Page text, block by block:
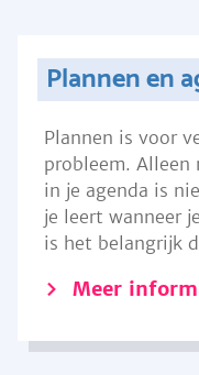
Plannen en
Plannen is voor
probleem. Alleen
in je agenda is
je leert wanneer
is het belangrijk
Meer